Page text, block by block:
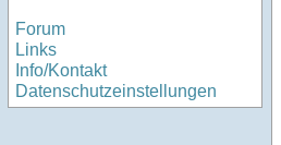
Forum
Links
Info/Kontakt
Datenschutzeinstellungen